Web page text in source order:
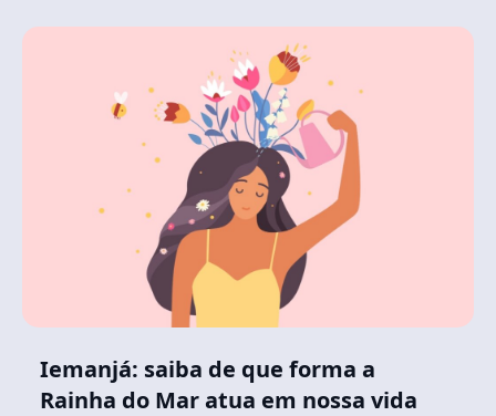
Iemanjá: saiba de que forma a
Rainha do Mar atua em nossa vida